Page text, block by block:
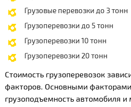
Грузовые перевозки до 3 тонн
Грузоперевозки до 5 тонн
Грузоперевозки 10 тонн
Грузоперевозки 20 тонн
Стоимость грузоперевозок
факторов. Основными
грузоподъемность автомобиля